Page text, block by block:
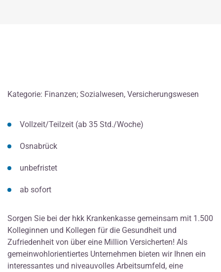
Kategorie: Finanzen; Sozialwesen, Versicherungswesen
Vollzeit/Teilzeit (ab 35 Std./Woche)
Osnabrück
unbefristet
ab sofort
Sorgen Sie bei der hkk Krankenkasse gemeinsam mit 1.500
Kolleginnen und Kollegen für die Gesundheit und
Zufriedenheit von über eine Million Versicherten! Als
gemeinwohlorientiertes Unternehmen bieten wir Ihnen ein
interessantes und niveauvolles Arbeitsumfeld, eine